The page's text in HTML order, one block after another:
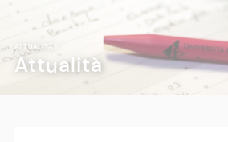
ATTUALITÀ |
Attualità